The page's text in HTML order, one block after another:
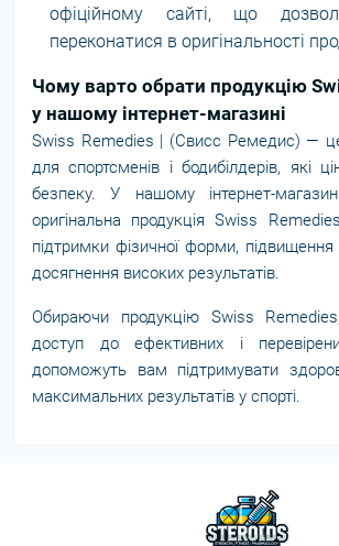
офіційному сайті, що
переконатися в оригінальності
Чому варто обрати продукцію
у нашому інтернет-магазині
Swiss Remedies | (Свисс Ремедис) — це
для спортсменів і бодибілдерів, які
безпеку. У нашому інтернет-
оригінальна продукція Swiss
підтримки фізичної форми, підвищення
досягнення високих результатів.
Обираючи продукцію Swiss
доступ до ефективних і
допоможуть вам підтримувати
максимальних результатів у спорті.